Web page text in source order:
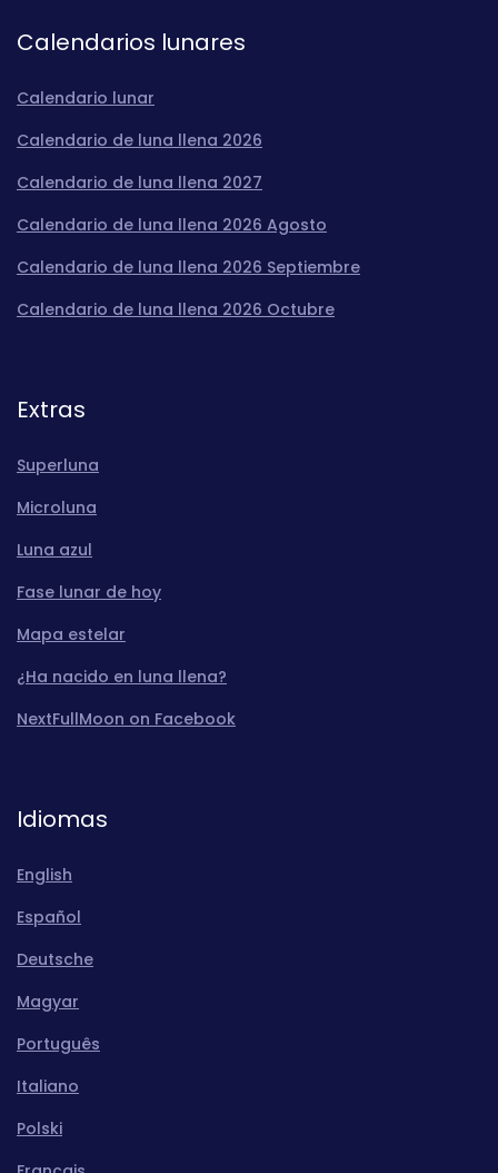
Calendarios lunares
Calendario lunar
Calendario de luna llena 2026
Calendario de luna llena 2027
Calendario de luna llena 2026 Agosto
Calendario de luna llena 2026 Septiembre
Calendario de luna llena 2026 Octubre
Extras
Superluna
Microluna
Luna azul
Fase lunar de hoy
Mapa estelar
¿Ha nacido en luna llena?
NextFullMoon on Facebook
Idiomas
English
Español
Deutsche
Magyar
Português
Italiano
Polski